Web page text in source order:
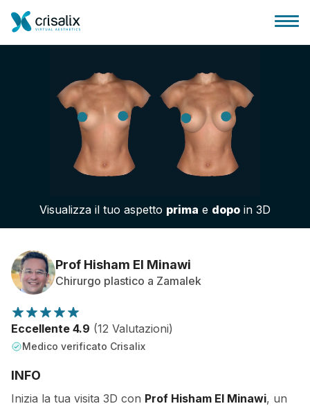
Accesso chirurghi
Piattaforma Business 3D
Piani
Recensioni dei pazienti
Visualizza il tuo aspetto prima e dopo in 3D
Prof Hisham El Minawi
Chirurgo plastico a Zamalek
Eccellente 4.9 (12 Valutazioni)
Medico verificato Crisalix
INFO
Inizia la tua visita 3D con Prof Hisham El Minawi, un